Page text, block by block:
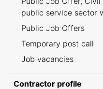
public service sector
Public Job Offers
Temporary post call
Job vacancies
Contractor profile